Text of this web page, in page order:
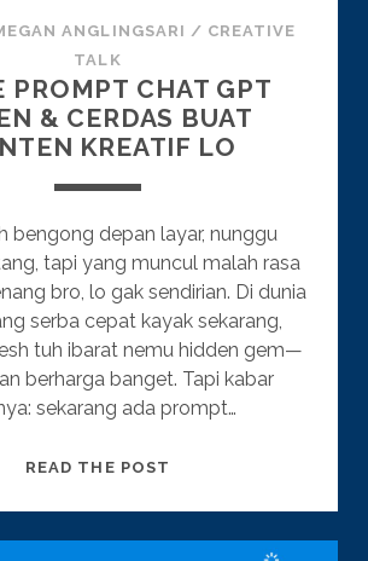
ANGLINGSARI / CREATIVE
TALK
PROMPT CHAT GPT
& CERDAS BUAT
KREATIF LO
bengong depan layar, nunggu
tapi yang muncul malah rasa
bro, lo gak sendirian. Di dunia
serba cepat kayak sekarang,
tuh ibarat nemu hidden gem—
berharga banget. Tapi kabar
sekarang ada prompt…
READ THE POST